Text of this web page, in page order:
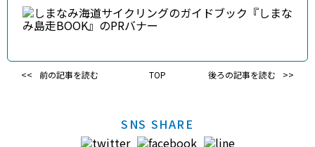
TOP
前の記事を読む 後ろの記事を読む
SNS SHARE